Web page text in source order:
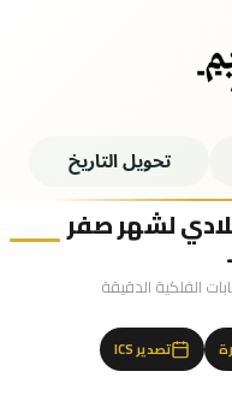
تحويل التاريخ
لشهر صفر
الفلكية الدقيقة
تصدير ICS